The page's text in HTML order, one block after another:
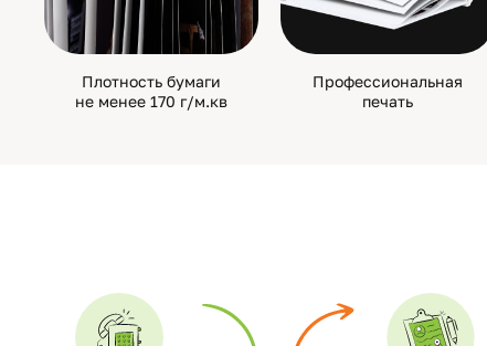
Плотность бумаги
не менее 170 г/м.кв
Профессиональная
печать